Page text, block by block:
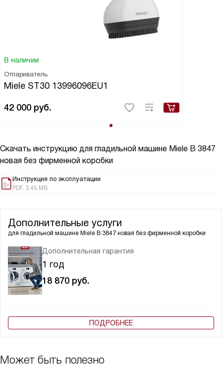
В наличии
Отпариватель
Miele ST30 13996096EU1
42 000 руб.
Скачать инструкцию для гладильной машине Miele B 3847
новая без фирменной коробки
Инструкция по эксплуатации
PDF, 3.45 MB
Дополнительные услуги
для гладильной машине Miele B 3847 новая без фирменной коробки
Дополнительная гарантия
1 год
18 870 руб.
ПОДРОБНЕЕ
Может быть полезно